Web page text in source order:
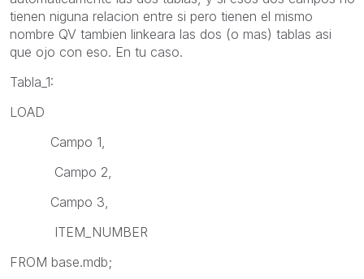
tienen niguna relacion entre si pero tienen el mismo
nombre QV tambien linkeara las dos (o mas) tablas asi
que ojo con eso. En tu caso.
Tabla_1:
LOAD
Campo 1,
Campo 2,
Campo 3,
ITEM_NUMBER
FROM base.mdb;